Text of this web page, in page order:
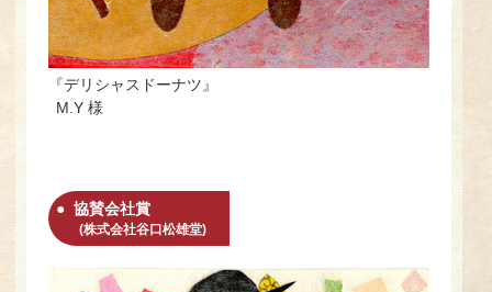
『デリシャスドーナツ』
M.Y 様
協賛会社賞
(株式会社谷口松雄堂)